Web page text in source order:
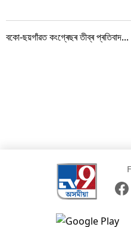
বকো-ছয়গাঁৱত কংগ্ৰেছৰ তীব্ৰ প্ৰতিবাদ...